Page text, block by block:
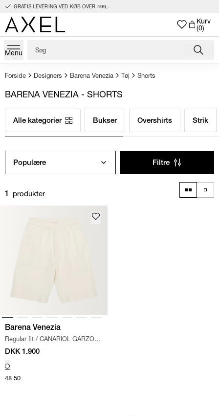
GRATIS LEVERING VED KØB OVER 499,-
Kurv
(0)
Menu
Forside Designers Barena Venezia Tøj Shorts
BARENA VENEZIA - SHORTS
Alle kategorier Bukser Overshirts Strik
Populære Filtre
1 produkter
Barena Venezia
Regular fit / CANARIOL GARZOT
SHORTS / HVID
DKK 1.900
48 50